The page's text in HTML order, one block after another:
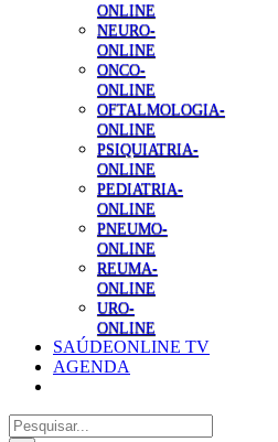
ONLINE
NEURO-
ONLINE
ONCO-
ONLINE
OFTALMOLOGIA-
ONLINE
PSIQUIATRIA-
ONLINE
PEDIATRIA-
ONLINE
PNEUMO-
ONLINE
REUMA-
ONLINE
URO-
ONLINE
SAÚDEONLINE TV
AGENDA
Pesquisar